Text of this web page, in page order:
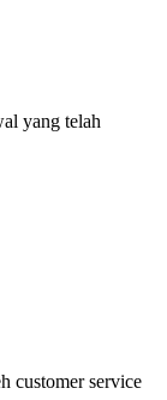
yang telah
customer service